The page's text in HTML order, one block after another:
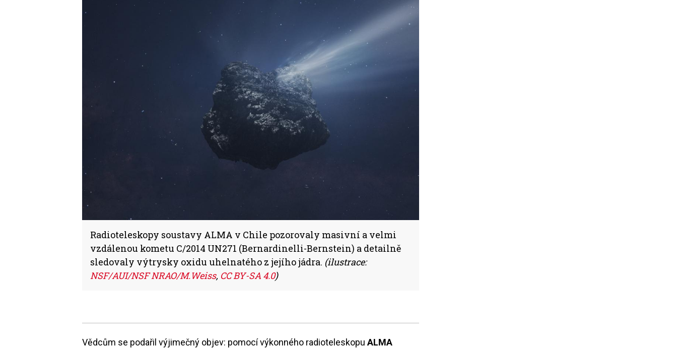
Radioteleskopy soustavy ALMA v Chile pozorovaly masivní a velmi
vzdálenou kometu C/2014 UN271 (Bernardinelli-Bernstein) a detailně
sledovaly výtrysky oxidu uhelnatého z jejího jádra. (ilustrace:
NSF/AUI/NSF NRAO/M.Weiss, CC BY-SA 4.0)
Vědcům se podařil výjimečný objev: pomocí výkonného radioteleskopuALMA